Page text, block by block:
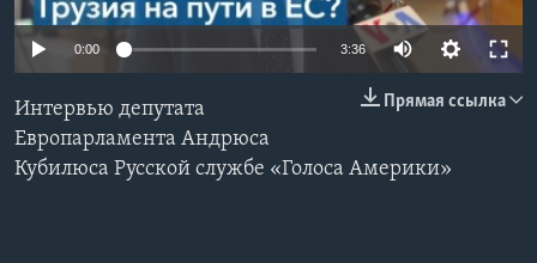
Learning English
СОЦИАЛЬНЫЕ СЕТИ
0:00 3:36
Прямая ссылка
Интервью депутата
Европарламента Андрюса
Кубилюса Русской службе «Голоса Америки»